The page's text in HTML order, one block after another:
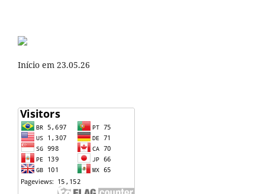
Início em 23.05.26